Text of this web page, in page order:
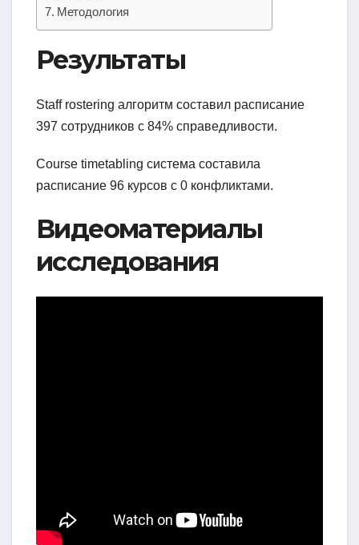
Методология
Результаты
Staff rostering алгоритм составил расписание
397 сотрудников с 84% справедливости.
Course timetabling система составила
расписание 96 курсов с 0 конфликтами.
Видеоматериалы
исследования